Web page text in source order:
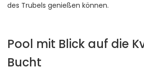
des Trubels genießen können.
Pool mit Blick auf die
Bucht